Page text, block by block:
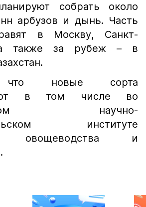
собрать около
арбузов и дынь. Часть
в Москву, Санкт-
а также за рубеж – в
что новые сорта
в том числе во
научно-
институте
овощеводства и